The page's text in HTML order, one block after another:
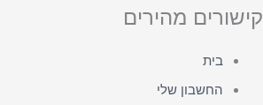
קישורים מהירים
בית
החשבון שלי